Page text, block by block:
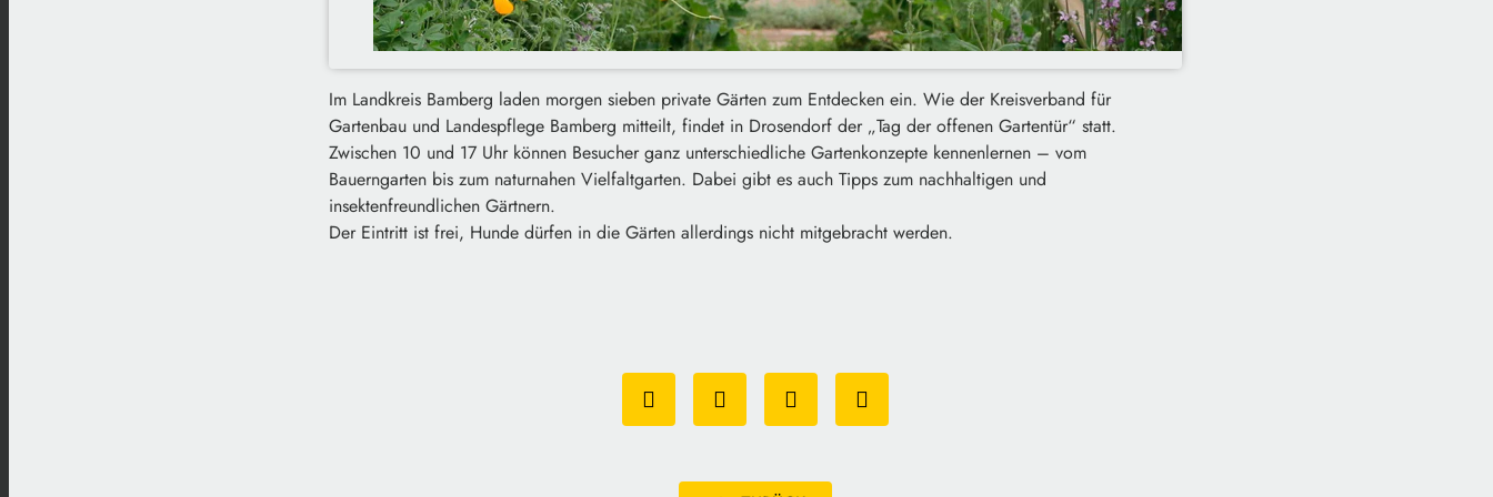
Im Landkreis Bamberg laden morgen sieben private Gärten zum Entdecken ein. Wie der Kreisverband für
Gartenbau und Landespflege Bamberg mitteilt, findet in Drosendorf der „Tag der offenen Gartentür“ statt.
Zwischen 10 und 17 Uhr können Besucher ganz unterschiedliche Gartenkonzepte kennenlernen – vom
Bauerngarten bis zum naturnahen Vielfaltgarten. Dabei gibt es auch Tipps zum nachhaltigen und
insektenfreundlichen Gärtnern.
Der Eintritt ist frei, Hunde dürfen in die Gärten allerdings nicht mitgebracht werden.